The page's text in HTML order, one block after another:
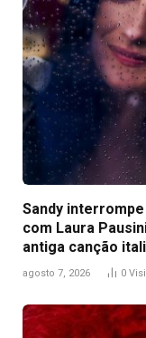
Sandy
com Laura
antiga canção
agosto 7, 2026 0